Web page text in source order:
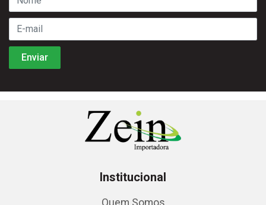
Institucional
Quem Somos